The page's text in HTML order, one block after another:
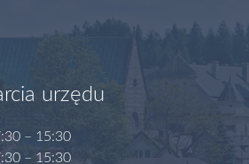
urzędu
– 15:30
– 15:30